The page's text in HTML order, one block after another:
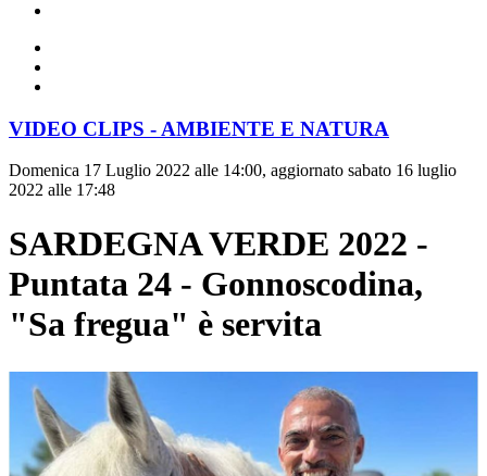
VIDEO CLIPS - AMBIENTE E NATURA
Domenica 17 Luglio 2022 alle 14:00, aggiornato sabato 16 luglio
2022 alle 17:48
SARDEGNA VERDE 2022 -
Puntata 24 - Gonnoscodina,
"Sa fregua" è servita